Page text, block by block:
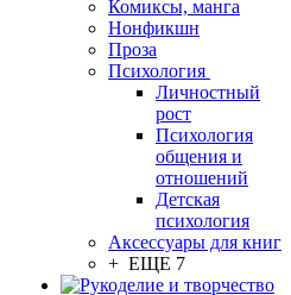
Комиксы, манга
Нонфикшн
Проза
Психология
Личностный
рост
Психология
общения и
отношений
Детская
психология
Аксессуары для книг
+ ЕЩЕ 7